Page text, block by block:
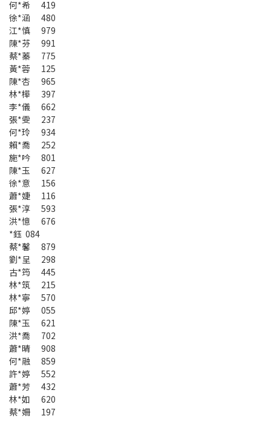
何*希 419
徐*涵 480
江*慎 979
陳*芬 991
蔡*蓁 775
黃*蓉 125
陳*杏 965
林*樺 397
李*儀 662
張*雯 237
何*玲 934
賴*喬 252
施*吟 801
陳*玉 627
徐*意 156
蕭*婕 116
張*淳 593
洪*憶 676
*鈺 084
蔡*馨 879
劉*呈 298
古*筠 445
林*筑 215
林*寧 570
邱*婷 055
陳*玉 621
洪*喬 702
蕭*晴 908
何*融 859
許*婷 552
蕭*芳 432
林*如 620
蔡*姍 197